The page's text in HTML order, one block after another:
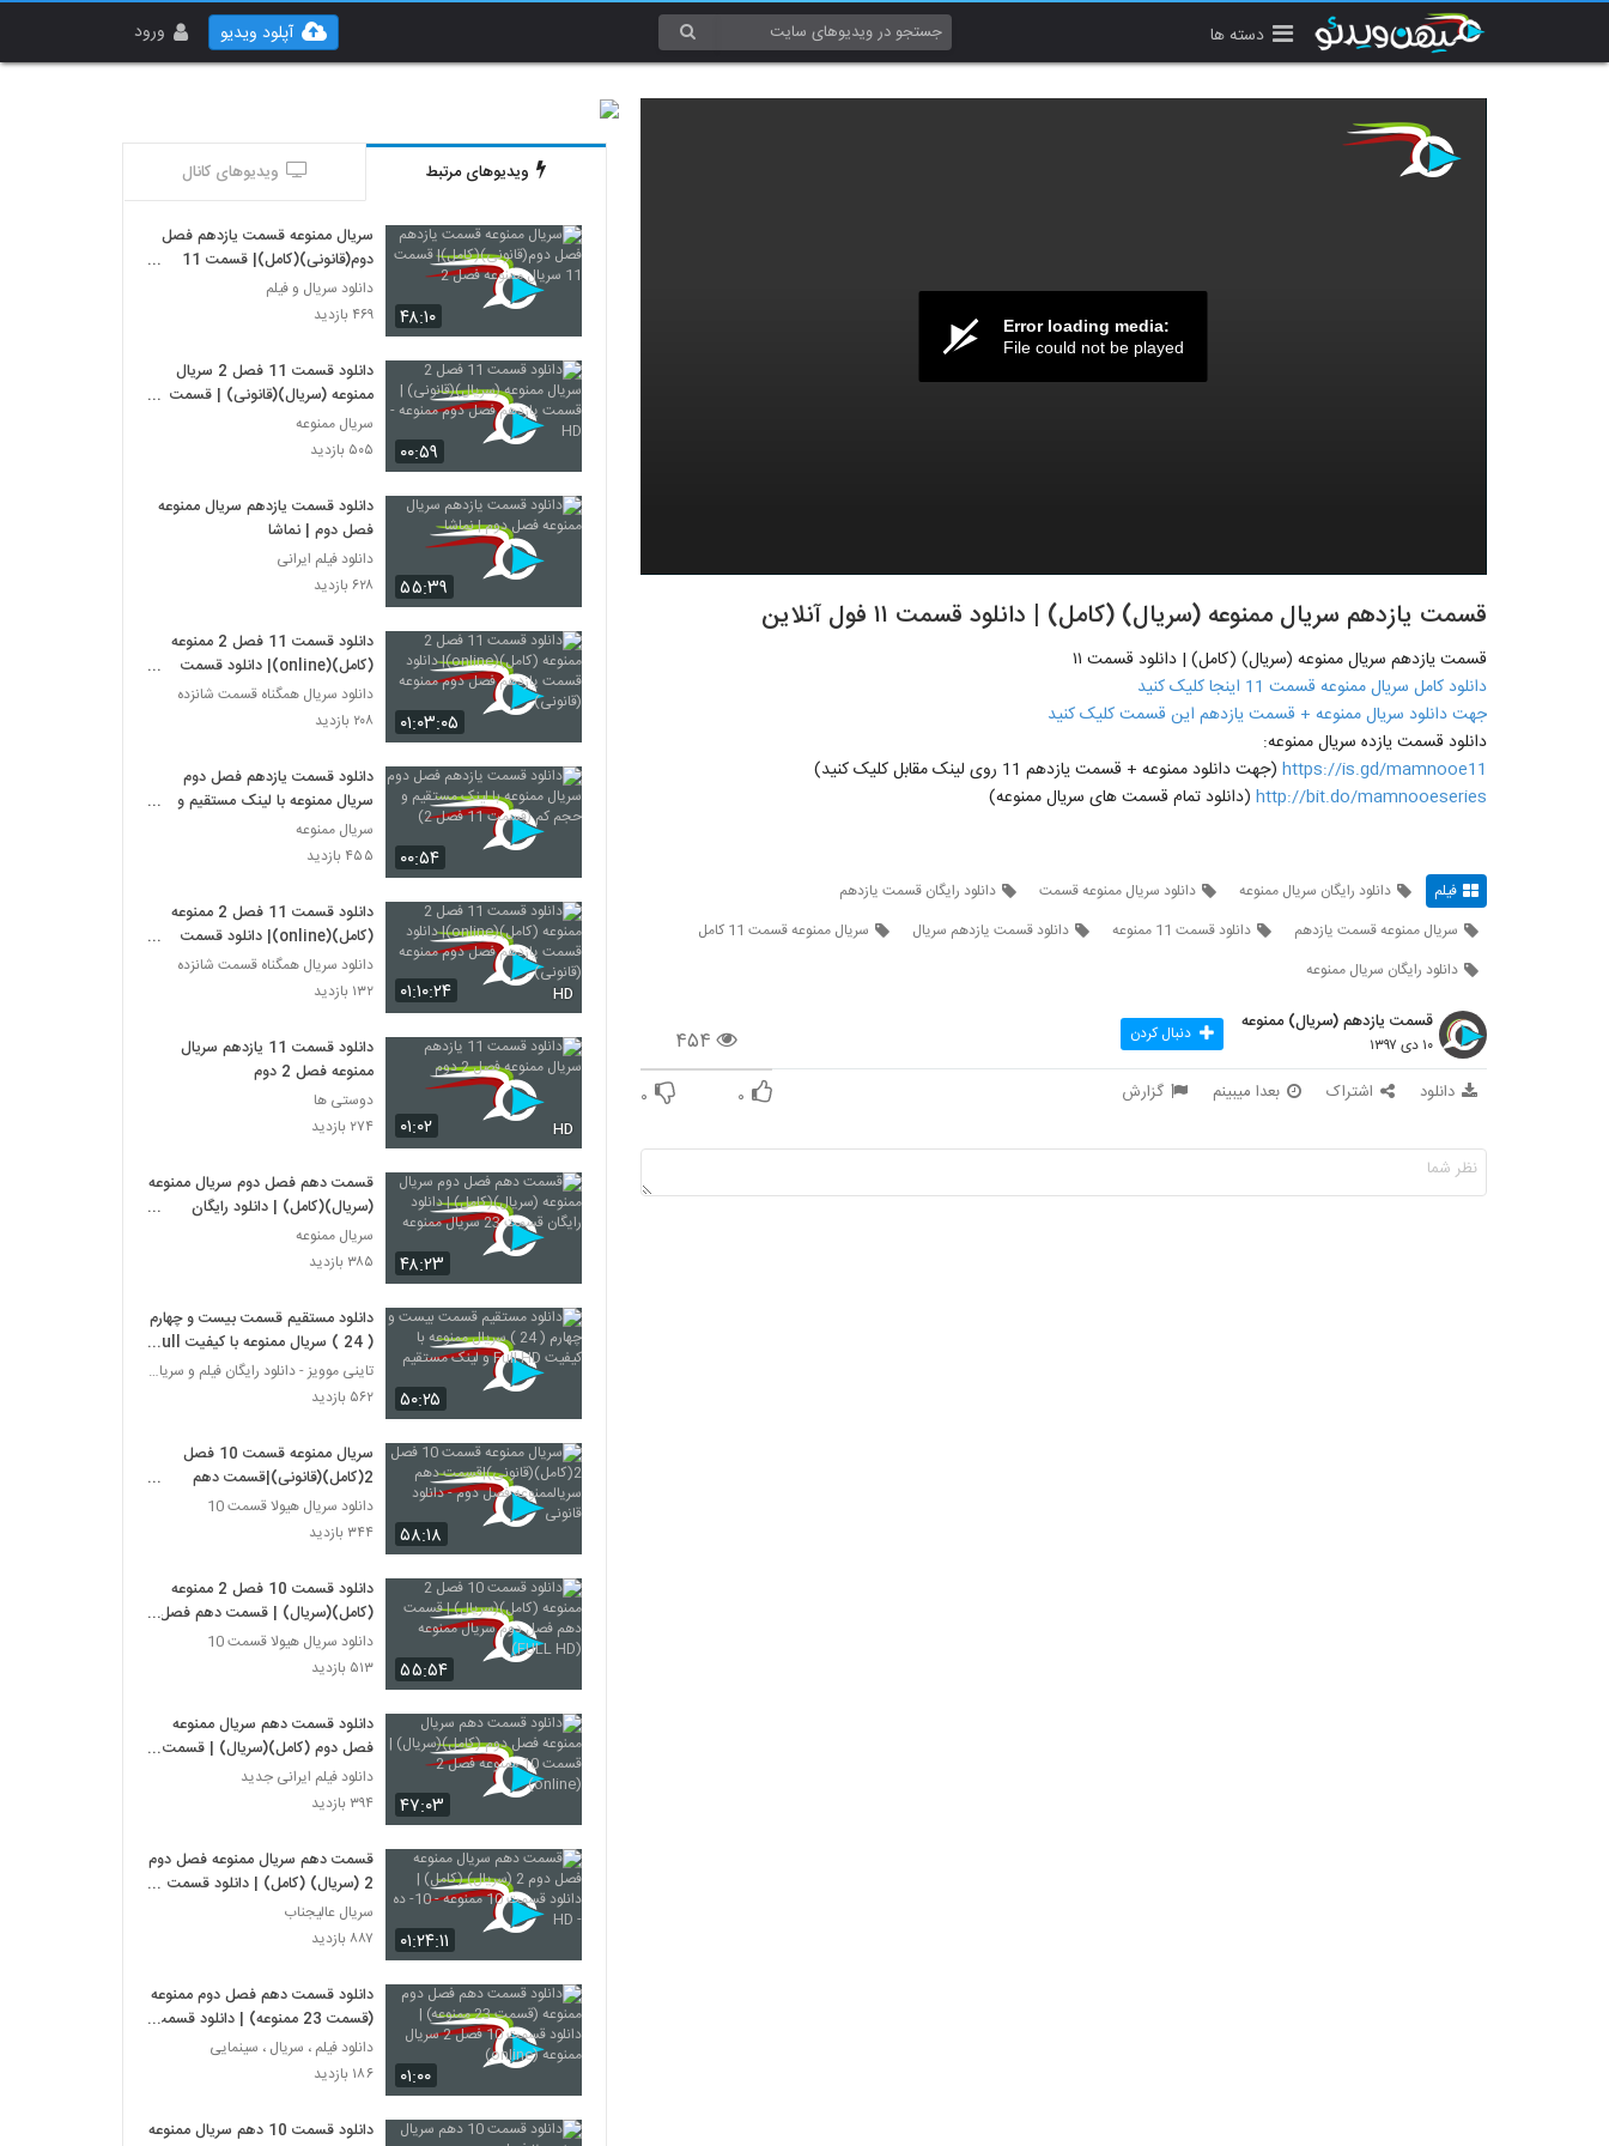
دسته ها ورود آپلود ویدیو
Error loading media:
File could not be played
قسمت یازدهم سریال ممنوعه (سریال) (کامل) | دانلود قسمت ۱۱ فول آنلاین
قسمت یازدهم سریال ممنوعه (سریال) (کامل) | دانلود قسمت ۱۱
دانلود کامل سریال ممنوعه قسمت 11 اینجا کلیک کنید
جهت دانلود سریال ممنوعه + قسمت یازدهم این قسمت کلیک کنید
دانلود قسمت یازده سریال ممنوعه:
https://is.gd/mamnooe11 (جهت دانلود ممنوعه + قسمت یازدهم 11 روی لینک مقابل کلیک کنید)
http://bit.do/mamnooeseries (دانلود تمام قسمت های سریال ممنوعه)
فیلم دانلود رایگان سریال ممنوعه دانلود سریال ممنوعه قسمت
دانلود رایگان قسمت یازدهم
سریال ممنوعه قسمت یازدهم
دانلود قسمت 11 ممنوعه دانلود قسمت یازدهم سریال
سریال ممنوعه قسمت 11 کامل
دانلود رایگان سریال ممنوعه
۴۵۴
قسمت یازدهم (سریال) ممنوعه
۱۰ دی ۱۳۹۷ دنبال کردن
دانلود اشتراک بعدا میبینم گزارش ۰ ۰
ویدیوهای مرتبط ویدیوهای کانال
۴۸:۱۰
سریال ممنوعه قسمت یازدهم فصل
دوم(قانونی)(کامل)| قسمت 11
سریال ممنوعه فصل 2
دانلود سریال و فیلم
۴۶۹ بازدید
۰۰:۵۹
دانلود قسمت 11 فصل 2 سریال
ممنوعه (سریال)(قانونی) | قسمت
یازدهم فصل دوم ممنوعه -HD
سریال ممنوعه
۵۰۵ بازدید
۵۵:۳۹
دانلود قسمت یازدهم سریال ممنوعه
فصل دوم | نماشا
دانلود فیلم ایرانی
۶۲۸ بازدید
۰۱:۰۳:۰۵
دانلود قسمت 11 فصل 2 ممنوعه
(کامل)(online)| دانلود قسمت
یازدهم فصل دوم ممنوعه (قانونی).
دانلود سریال همگناه قسمت شانزده
۲۰۸ بازدید
۰۰:۵۴
دانلود قسمت یازدهم فصل دوم
سریال ممنوعه با لینک مستقیم و
حجم کم (قسمت 11 فصل 2)
سریال ممنوعه
۴۵۵ بازدید
۰۱:۱۰:۲۴ HD
دانلود قسمت 11 فصل 2 ممنوعه
(کامل)(online)| دانلود قسمت
یازدهم فصل دوم ممنوعه (قانونی) .
دانلود سریال همگناه قسمت شانزده
۱۳۲ بازدید
۰۱:۰۲ HD
دانلود قسمت 11 یازدهم سریال
ممنوعه فصل 2 دوم
دوستی ها
۲۷۴ بازدید
۴۸:۲۳
قسمت دهم فصل دوم سریال ممنوعه
(سریال)(کامل) | دانلود رایگان
قسمت 23 سریال ممنوعه
سریال ممنوعه
۳۸۵ بازدید
۵۰:۲۵
دانلود مستقیم قسمت بیست و چهارم
( 24 ) سریال ممنوعه با کیفیت Full
HD و لینک مستقیم
تاینی موویز - دانلود رایگان فیلم و سریال ایرانی جد
۵۶۲ بازدید
۵۸:۱۸
سریال ممنوعه قسمت 10 فصل
2(کامل)(قانونی)|قسمت دهم
سریالممنوعه فصل دوم - دانلود
قانونی
دانلود سریال هیولا قسمت 10
۳۴۴ بازدید
۵۵:۵۴
دانلود قسمت 10 فصل 2 ممنوعه
(کامل)(سریال) | قسمت دهم فصل
دوم سریال ممنوعه (FULL HD)
دانلود سریال هیولا قسمت 10
۵۱۳ بازدید
۴۷:۰۳
دانلود قسمت دهم سریال ممنوعه
فصل دوم (کامل)(سریال) | قسمت
10 ممنوعه فصل 2 (online)
دانلود فیلم ایرانی جدید
۳۹۴ بازدید
۰۱:۲۴:۱۱
قسمت دهم سریال ممنوعه فصل دوم
2 (سریال) (کامل) | دانلود قسمت
10 ممنوعه - 10- ده - HD
سریال عالیجناب
۸۸۷ بازدید
۰۱:۰۰
دانلود قسمت دهم فصل دوم ممنوعه
(قسمت 23 ممنوعه) | دانلود قسمت
10 فصل 2 سریال ممنوعه (online)
دانلود فیلم ، سریال ، سینمایی
۱۸۶ بازدید
دانلود قسمت 10 دهم سریال ممنوعه